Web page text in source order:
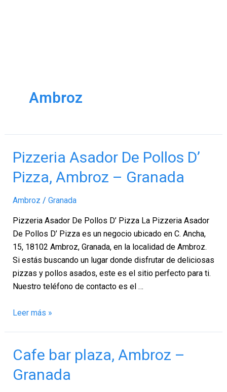
Ambroz
Pizzeria Asador De Pollos D’
Pizza, Ambroz – Granada
Ambroz / Granada
Pizzeria Asador De Pollos D’ Pizza La Pizzeria Asador
De Pollos D’ Pizza es un negocio ubicado en C. Ancha,
15, 18102 Ambroz, Granada, en la localidad de Ambroz.
Si estás buscando un lugar donde disfrutar de deliciosas
pizzas y pollos asados, este es el sitio perfecto para ti.
Nuestro teléfono de contacto es el …
Pizzeria
Asador
De
D’
Pizza,
Ambroz
–
Granada
Leer más »
Cafe bar plaza, Ambroz –
Granada
Cafe
bar
plaza,